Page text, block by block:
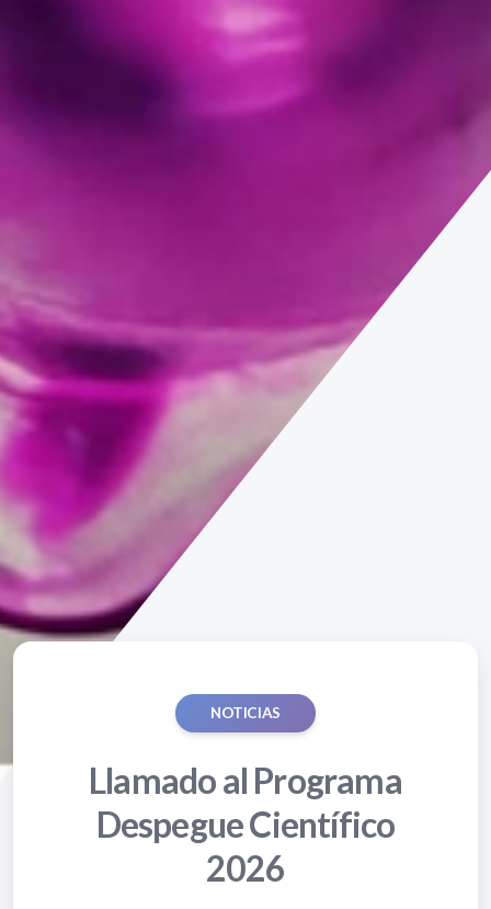
NOTICIAS
Llamado al Programa
Despegue Científico
2026